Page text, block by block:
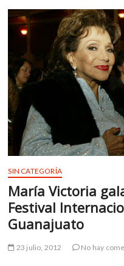
o
k
p
p
analizará
música
electrónica
SIN CATEGORÍA
María Victoria
Festival
Guanajuato
23 julio, 2012 No hay